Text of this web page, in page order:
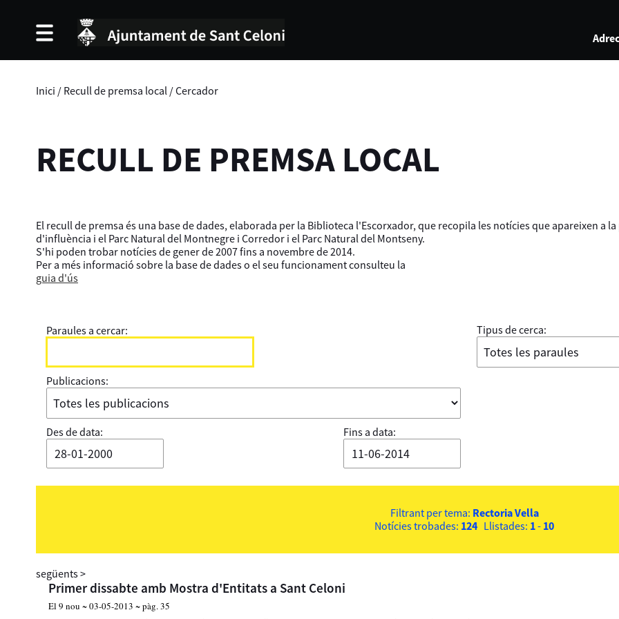
Inici / Recull de premsa local /Cercador
RECULL DE PREMSA LOCAL
El recull de premsa és una base de dades, elaborada per la Biblioteca l'Escorxador, que recopila les notícies que apareixen a
d'influència i el Parc Natural del Montnegre i Corredor i el Parc Natural del Montseny.
S'hi poden trobar notícies de gener de 2007 fins a novembre de 2014.
Per a més informació sobre la base de dades o el seu funcionament consulteu la
guia d'ús
Paraules a cercar: Tipus de cerca:
Publicacions:
Des de data:
Fins a data:
Filtrant per tema: Rectoria Vella
Notícies trobades: 124 Llistades: 1- 10
següents>
Primer dissabte amb Mostra d'Entitats a Sant Celoni
El 9 nou ~ 03-05-2013 ~ pàg. 35